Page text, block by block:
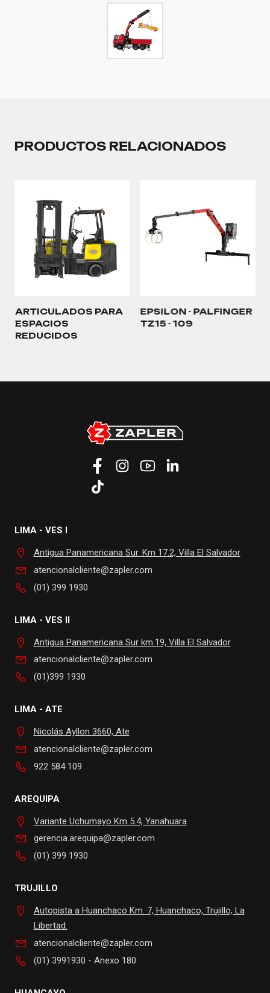
PRODUCTOS RELACIONADOS
ARTICULADOS PARA
ESPACIOS
REDUCIDOS
EPSILON - PALFINGER
TZ15 - 109
LIMA - VES I
Antigua Panamericana Sur. Km 17.2, Villa El Salvador
atencionalcliente@zapler.com
(01) 399 1930
LIMA - VES II
Antigua Panamericana Sur km.19, Villa El Salvador
atencionalcliente@zapler.com
(01)399 1930
LIMA - ATE
Nicolás Ayllon 3660, Ate
atencionalcliente@zapler.com
922 584 109
AREQUIPA
Variante Uchumayo Km 5.4, Yanahuara
gerencia.arequipa@zapler.com
(01) 399 1930
TRUJILLO
Autopista a Huanchaco Km. 7, Huanchaco, Trujillo, La
Libertad.
atencionalcliente@zapler.com
(01) 3991930 - Anexo 180